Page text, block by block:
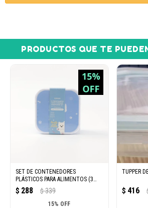
PRODUCTOS QUE TE
SET DE CONTENEDORES
PLÁSTICOS PARA ALIMENTOS (3
PIEZAS – PERRITO DUODUO /
AZUL)
$ 288 $ 339
15% OFF
TUPPER
$ 416